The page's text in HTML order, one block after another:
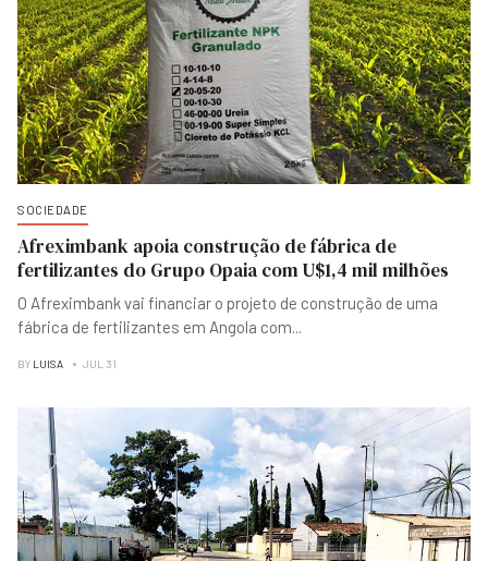
SOCIEDADE
Afreximbank apoia construção de fábrica de
fertilizantes do Grupo Opaia com U$1,4 mil milhões
O Afreximbank vai financiar o projeto de construção de uma
fábrica de fertilizantes em Angola com...
BY LUISA JUL 31